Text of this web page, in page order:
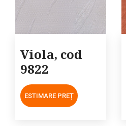
Viola, cod
9822
ESTIMARE PREȚ